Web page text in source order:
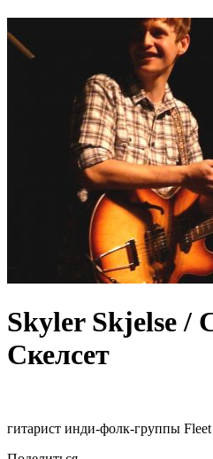
Skyler Skjelse /
Скелсет
гитарист инди-фолк-группы Fleet